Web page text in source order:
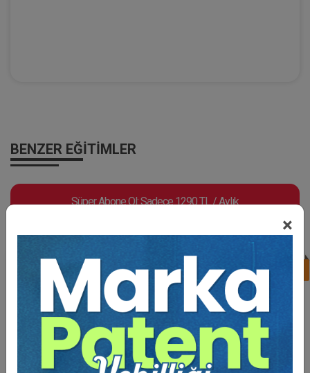
×
BENZER EĞITIMLER
Süper Abone Ol: Sadece 1290 TL / Aylık
Tüketici Hukuku Enstitüsü